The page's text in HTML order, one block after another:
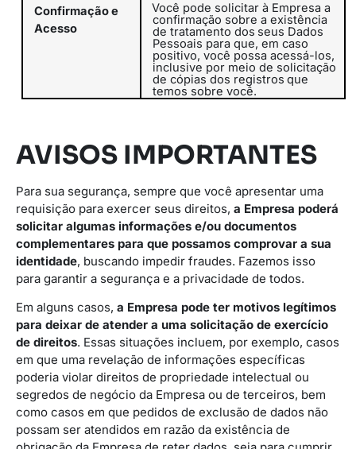
Confirmaçãoe
Acesso
Você pode solicitar à Empresa a
confirmação sobre a existência
de tratamento dos seus Dados
Pessoais para que, em caso
positivo, você possa acessá-los,
inclusive por meio de solicitação
de cópias dos registros que
temos sobre você.
AVISOS IMPORTANTES
Para sua segurança, sempre que você apresentar uma
requisição para exercer seus direitos, a Empresa poderá
solicitar algumas informações e/ou documentos
complementares para que possamos comprovar a sua
identidade, buscando impedir fraudes. Fazemos isso
para garantir a segurança e a privacidade de todos.
Em alguns casos, a Empresa pode ter motivos legítimos
para deixar de atender a uma solicitação de exercício
de direitos. Essas situações incluem, por exemplo, casos
em que uma revelação de informações específicas
poderia violar direitos de propriedade intelectual ou
segredos de negócio da Empresa ou de terceiros, bem
como casos em que pedidos de exclusão de dados não
possam ser atendidos em razão da existência de